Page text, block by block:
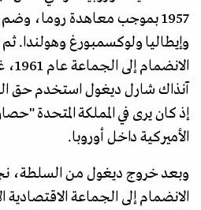
1957 بموجب معاهدة روما، وضم
وإيطاليا ولوكسمبورغ وهولندا.
آنذاك شارل ديغول استخدم حق
إذ كان يرى في المملكة المتحدة
الأميركية داخل أوروبا.
وبعد خروج ديغول من السلطة،
الانضمام إلى الجماعة الاقتصادية